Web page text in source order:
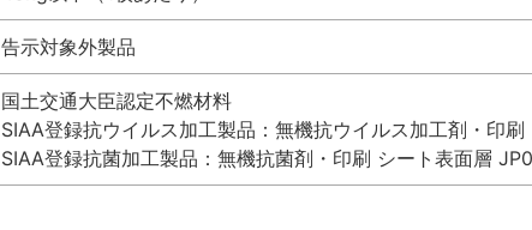
告示対象外製品
国土交通大臣認定不燃材料
SIAA登録抗ウイルス加工製品：無機抗ウイルス加工剤・印
SIAA登録抗菌加工製品：無機抗菌剤・印刷 シート表面層